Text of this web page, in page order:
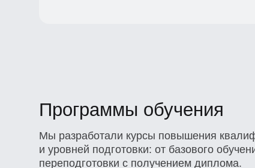
Мы разработали курсы повышения
переподготовки с получением диплома.